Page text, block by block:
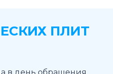
ПЛИТ